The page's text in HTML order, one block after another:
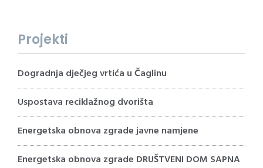
Projekti
Dogradnja dječjeg vrtića u Čaglinu
Uspostava reciklažnog dvorišta
Energetska obnova zgrade javne namjene
Energetska obnova zgrade DRUŠTVENI DOM SAPNA